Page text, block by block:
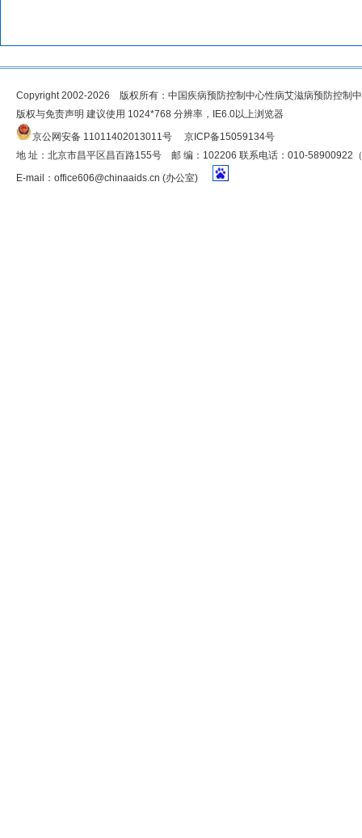
Copyright 2002-2026 版权所有：中国疾病预防控制中心性病艾滋病预防控制
版权与免责声明 建议使用 1024*768 分辨率，IE6.0以上浏览器
京公网安备 11011402013011号
京ICP备15059134号
地 址：北京市昌平区昌百路155号 邮 编：102206 联系电话：010-58900922
E-mail： office606@chinaaids.cn (办公室)